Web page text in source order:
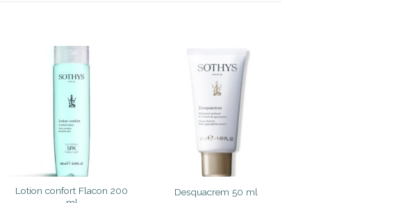
Lotion confort Flacon 200
Desquacrem 50 ml